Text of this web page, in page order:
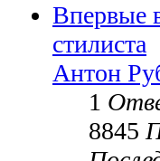
Впервые
стилиста
Антон
1
8845